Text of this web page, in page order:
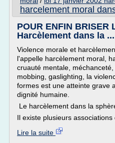
harcelement moral
POUR ENFIN BRISER
Harcèlement dans la ...
Violence morale et
l'appelle harcèlement moral,
cruauté mentale,
mobbing, gaslighting, la
formes est une atteinte grave
dignité humaine.
Le harcèlement dans la
Il existe plusieurs associations
Lire la suite